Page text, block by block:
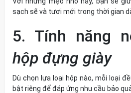
sạch sẽ và tươi mới trong thời gian
5. Tính năng
hộp đựng giày
Dù chọn lựa loại hộp nào, mỗi loại
bật riêng để đáp ứng nhu cầu bảo